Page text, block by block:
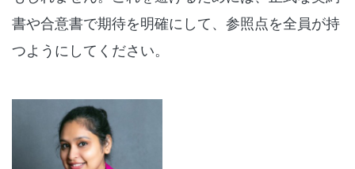
書や合意書で期待を明確にして、参照点を全員が持
つようにしてください。